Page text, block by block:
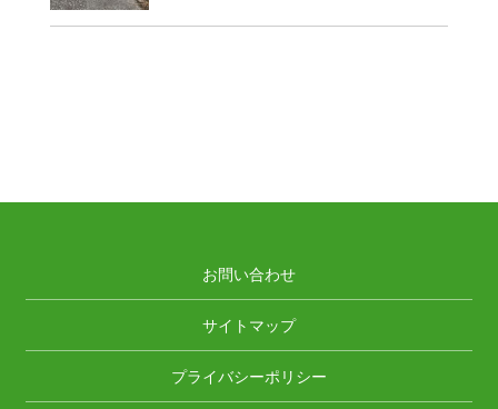
お問い合わせ
サイトマップ
プライバシーポリシー